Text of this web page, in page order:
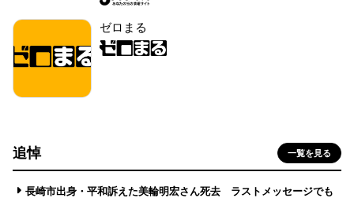
ゼロまる
追悼 一覧を見る
長崎市出身・平和訴えた美輪明宏さん死去 ラストメッセージでも